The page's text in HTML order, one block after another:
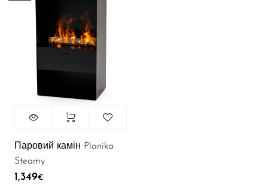
Паровий камін Planika
Steamy
1,349€